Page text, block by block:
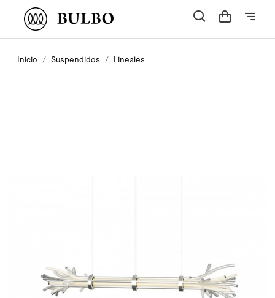
Inicio Suspendidos Lineales